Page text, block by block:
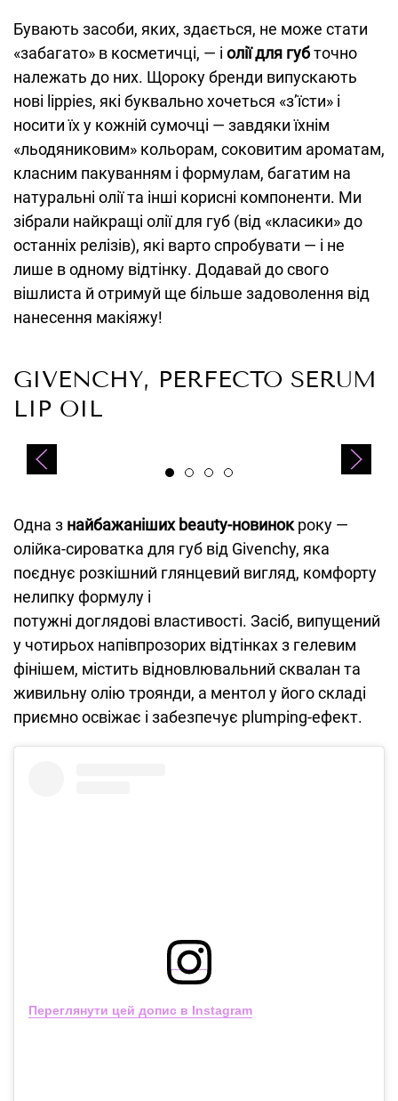
Бувають засоби, яких, здається, не може стати
«забагато» в косметичці, — і олії для губточно
належать до них. Щороку бренди випускають
нові lippies, які буквально хочеться «зʼїсти» і
носити їх у кожній сумочці — завдяки їхнім
«льодяниковим» кольорам, соковитим ароматам,
класним пакуванням і формулам, багатим на
натуральні олії та інші корисні компоненти. Ми
зібрали найкращі олії для губ (від «класики» до
останніх релізів), які варто спробувати — і не
лише в одному відтінку. Додавай до свого
вішлиста й отримуй ще більше задоволення від
нанесення макіяжу!
GIVENCHY, PERFECTO SERUM
LIP OIL
Одна з найбажаніших beauty-новинокроку —
олійка-сироватка для губ від Givenchy, яка
поєднує розкішний глянцевий вигляд, комфорту
нелипку формулу і
потужні доглядові властивості. Засіб, випущений
у чотирьох напівпрозорих відтінках з гелевим
фінішем, містить відновлювальний сквалан та
живильну олію троянди, а ментол у його складі
приємно освіжає і забезпечує plumping-ефект.
Переглянути цей допис в Instagram